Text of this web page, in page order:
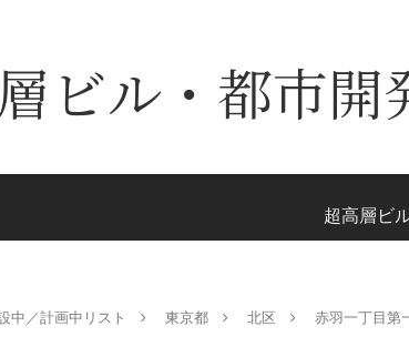
ビル・都市開
超高層ビ
中／計画中リスト 東京都 北区 赤羽一丁目第